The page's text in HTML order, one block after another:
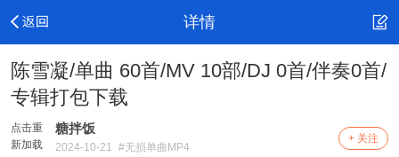
详情
陈雪凝/单曲 60首/MV 10部/DJ 0首/伴奏0首/
专辑打包下载
点击重
新加载
糖拌饭
2024-10-21 #无损单曲MP4
+ 关注